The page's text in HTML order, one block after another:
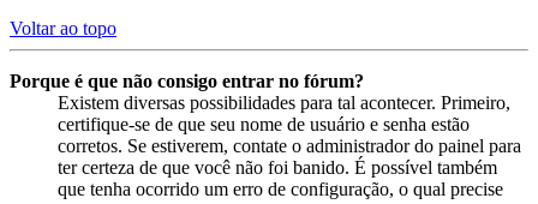
Voltar ao topo
Porque é que não consigo entrar no fórum?
Existem diversas possibilidades para tal acontecer. Primeiro,
certifique-se de que seu nome de usuário e senha estão
corretos. Se estiverem, contate o administrador do painel para
ter certeza de que você não foi banido. É possível também
que tenha ocorrido um erro de configuração, o qual precise